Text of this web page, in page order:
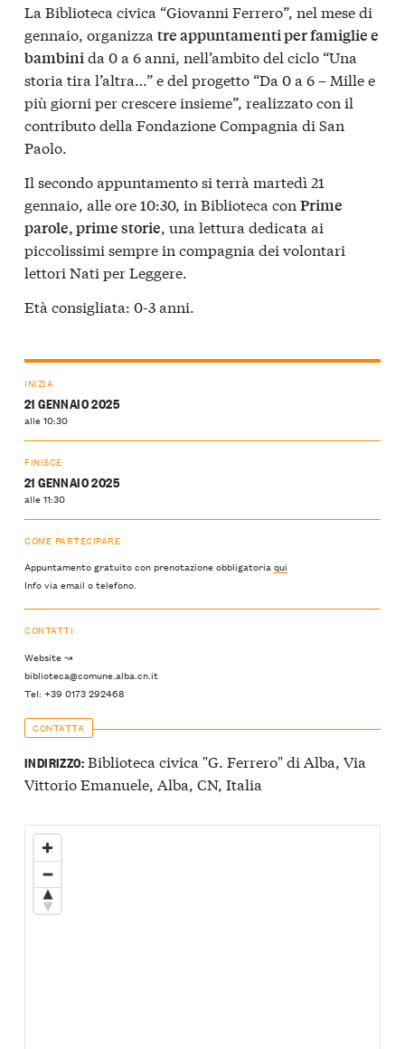
La Biblioteca civica “Giovanni Ferrero”, nel mese di
gennaio, organizza tre appuntamenti per famiglie e
bambinida 0 a 6 anni, nell’ambito del ciclo “Una
storia tira l’altra…” e del progetto “Da 0 a 6 – Mille e
più giorni per crescere insieme”, realizzato con il
contributo della Fondazione Compagnia di San
Paolo.
Il secondo appuntamentosi terrà martedì 21
gennaio, alle ore 10:30, in Biblioteca con Prime
parole, prime storie, una lettura dedicata ai
piccolissimi sempre in compagnia dei volontari
lettori Nati per Leggere.
Età consigliata: 0-3 anni.
INIZIA
21 GENNAIO 2025
alle 10:30
FINISCE
21 GENNAIO 2025
alle 11:30
COME PARTECIPARE
Appuntamento gratuito con prenotazione obbligatoriaqui
Info via email o telefono.
CONTATTI
Website ↝
biblioteca@comune.alba.cn.it
Tel: +39 0173 292468
CONTATTA
INDIRIZZO:Biblioteca civica "G. Ferrero" di Alba, Via
Vittorio Emanuele, Alba, CN, Italia